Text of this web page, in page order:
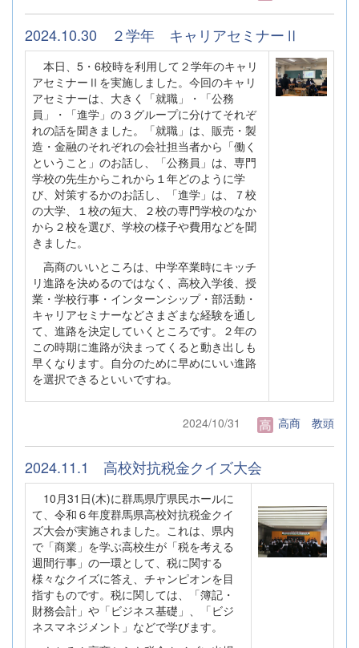
2024.10.30 ２学年 キャリアセミナーⅡ
本日、5・6校時を利用して２学年のキャリ
アセミナーⅡを実施しました。今回のキャリ
アセミナーは、大きく「就職」・「公務
員」・「進学」の３グループに分けてそれぞ
れの話を聞きました。「就職」は、販売・製
造・金融のそれぞれの会社担当者から「働く
ということ」のお話し、「公務員」は、専門
学校の先生からこれから１年どのように学
び、対策するかのお話し、「進学」は、７校
の大学、１校の短大、２校の専門学校のなか
から２校を選び、学校の様子や費用などを聞
きました。
高商のいいところは、中学卒業時にキッチ
リ進路を決めるのではなく、高校入学後、授
業・学校行事・インターンシップ・部活動・
キャリアセミナーなどさまざまな経験を通し
て、進路を決定していくところです。２年の
この時期に進路が決まってくると動き出しも
早くなります。自分のために早めにいい進路
を選択できるといいですね。
2024/10/31 高商 教頭
2024.11.1 高校対抗税金クイズ大会
10月31日(木)に群馬県庁県民ホールに
て、令和６年度群馬県高校対抗税金クイ
ズ大会が実施されました。これは、県内
で「商業」を学ぶ高校生が「税を考える
週間行事」の一環として、税に関する
様々なクイズに答え、チャンピオンを目
指すものです。税に関しては、「簿記・
財務会計」や「ビジネス基礎」、「ビジ
ネスマネジメント」などで学びます。